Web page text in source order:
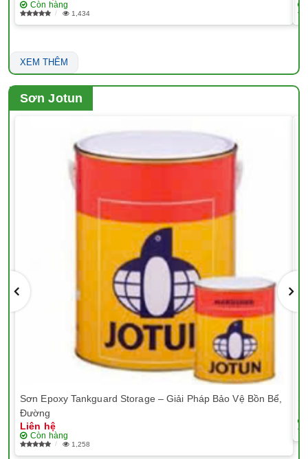
Còn hàng
1,434
XEM THÊM
Sơn Jotun
Sơn Epoxy Tankguard Storage – Giải Pháp Bảo Vệ Bồn Bể,
Đường
Liên hệ
Còn hàng
1,258